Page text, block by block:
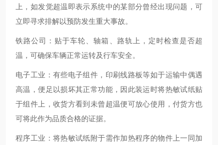
上，如发觉超温即表示系统中的某部分曾经出现问题，可
立即寻求排解以预防发生重大事故。
铁路公司：贴于车轮、轴箱、路轨上，定时检查是否超
温，可确保车辆正常运转及行车安全。
电子工业：有些电子组件，印刷线路板等如于运输中偶遇
高温，便足以损坏其正常功能，因此装运时将热敏试纸贴
于组件上，收货方看到未曾超温便可放心使用，付货方也
可将此作为品质合格的证据。
程序工业：将热敏试纸附于需作加热程序的物件上一同加